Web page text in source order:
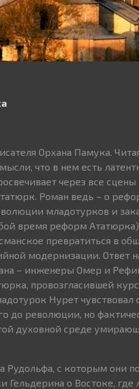
Орхана Памука.
что в нем есть
через все
Роман ведь – о
младотурков и
время реформ
превратиться в
модернизации. Ответ
– инженеры Омер и
провозгласившей курс
Нурет чувствовал
до революции, но
духовной среде
с которым они
Гельдерина о Востоке, где